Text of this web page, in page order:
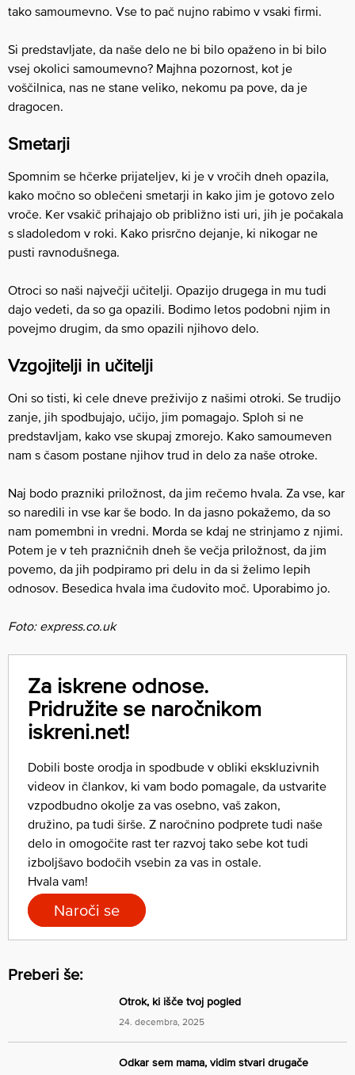
tako samoumevno. Vse to pač nujno rabimo v vsaki firmi.
Si predstavljate, da naše delo ne bi bilo opaženo in bi bilo
vsej okolici samoumevno? Majhna pozornost, kot je
voščilnica, nas ne stane veliko, nekomu pa pove, da je
dragocen.
Smetarji
Spomnim se hčerke prijateljev, ki je v vročih dneh opazila,
kako močno so oblečeni smetarji in kako jim je gotovo zelo
vroče. Ker vsakič prihajajo ob približno isti uri, jih je počakala
s sladoledom v roki. Kako prisrčno dejanje, ki nikogar ne
pusti ravnodušnega.
Otroci so naši največji učitelji. Opazijo drugega in mu tudi
dajo vedeti, da so ga opazili. Bodimo letos podobni njim in
povejmo drugim, da smo opazili njihovo delo.
Vzgojitelji in učitelji
Oni so tisti, ki cele dneve preživijo z našimi otroki. Se trudijo
zanje, jih spodbujajo, učijo, jim pomagajo. Sploh si ne
predstavljam, kako vse skupaj zmorejo. Kako samoumeven
nam s časom postane njihov trud in delo za naše otroke.
Naj bodo prazniki priložnost, da jim rečemo hvala. Za vse, kar
so naredili in vse kar še bodo. In da jasno pokažemo, da so
nam pomembni in vredni. Morda se kdaj ne strinjamo z njimi.
Potem je v teh prazničnih dneh še večja priložnost, da jim
povemo, da jih podpiramo pri delu in da si želimo lepih
odnosov. Besedica hvala ima čudovito moč. Uporabimo jo.
Foto: express.co.uk
Za iskrene odnose.
Pridružite se naročnikom
iskreni.net!
Dobili boste orodja in spodbude v obliki ekskluzivnih
videov in člankov, ki vam bodo pomagale, da ustvarite
vzpodbudno okolje za vas osebno, vaš zakon,
družino, pa tudi širše. Z naročnino podprete tudi naše
delo in omogočite rast ter razvoj tako sebe kot tudi
izboljšavo bodočih vsebin za vas in ostale.
Hvala vam!
Naroči se
Preberi še:
Otrok, ki išče tvoj pogled
24. decembra, 2025
Odkar sem mama, vidim stvari drugače